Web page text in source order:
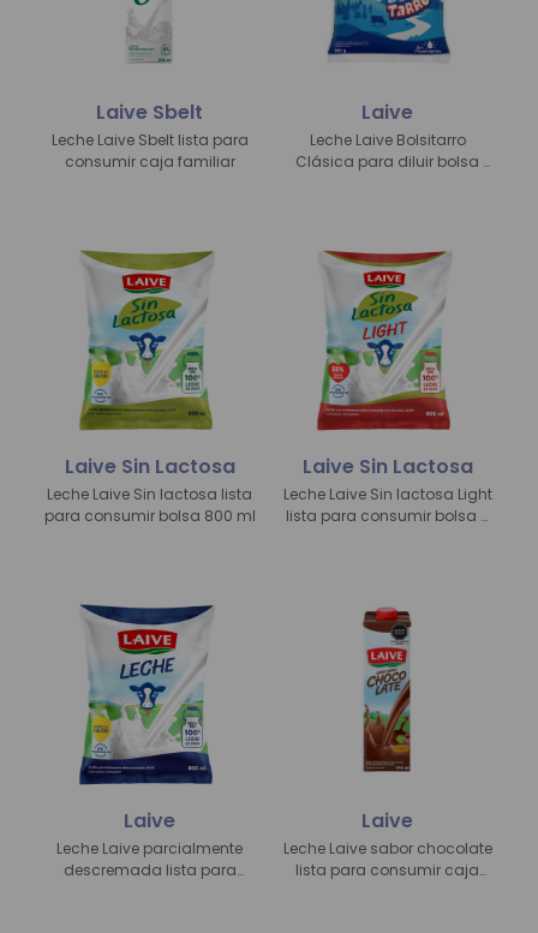
Laive Sbelt
Leche Laive Sbelt lista para
consumir caja familiar
Laive
Leche Laive Bolsitarro
Laive Sin Lactosa
Leche Laive Sin lactosa lista
para consumir bolsa 800 ml
Laive Sin Lactosa
Leche Laive Sin lactosa Light
lista para consumir bolsa 8
Laive
Leche Laive parcialmente
descremada lista para
Laive
Leche Laive sabor chocolate
lista para consumir caja